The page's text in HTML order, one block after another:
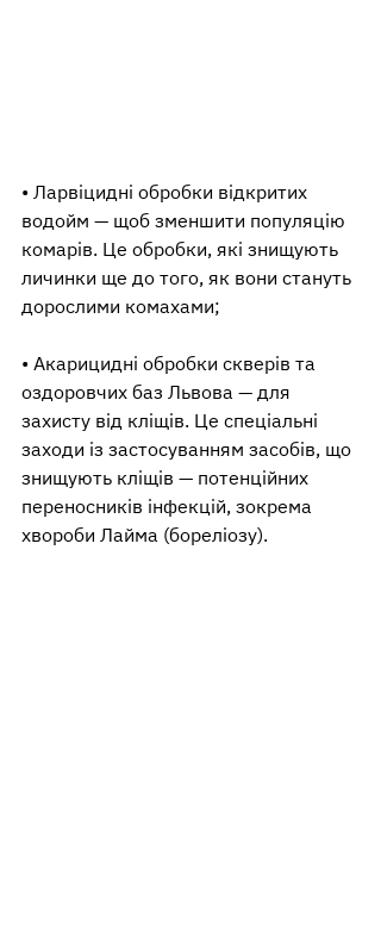
• Ларвіцидні обробки відкритих
водойм — щоб зменшити популяцію
комарів. Це обробки, які знищують
личинки ще до того, як вони стануть
дорослими комахами;
• Акарицидні обробки скверів та
оздоровчих баз Львова — для
захисту від кліщів. Це спеціальні
заходи із застосуванням засобів, що
знищують кліщів — потенційних
переносників інфекцій, зокрема
хвороби Лайма (бореліозу).